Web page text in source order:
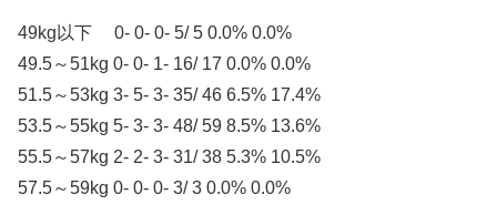
49kg以下 0- 0- 0- 5/ 5 0.0% 0.0%
49.5～51kg 0- 0- 1- 16/ 17 0.0% 0.0%
51.5～53kg 3- 5- 3- 35/ 46 6.5% 17.4%
53.5～55kg 5- 3- 3- 48/ 59 8.5% 13.6%
55.5～57kg 2- 2- 3- 31/ 38 5.3% 10.5%
57.5～59kg 0- 0- 0- 3/ 3 0.0% 0.0%